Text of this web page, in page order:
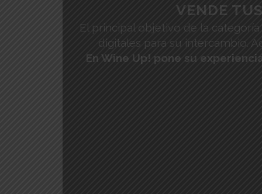
VENDE
El principal objetivo de la
digitales para su intercambio.
En Wine Up! pone su